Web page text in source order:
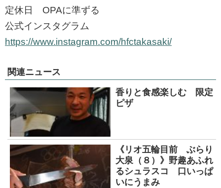
定休日 OPAに準ずる
公式インスタグラム
https://www.instagram.com/hfctakasaki/
関連ニュース
香りと食感楽しむ 限定
ピザ
《リオ五輪目前 ぶらり
大泉（８）》野趣あふれ
るシュラスコ 口いっぱ
いにうまみ